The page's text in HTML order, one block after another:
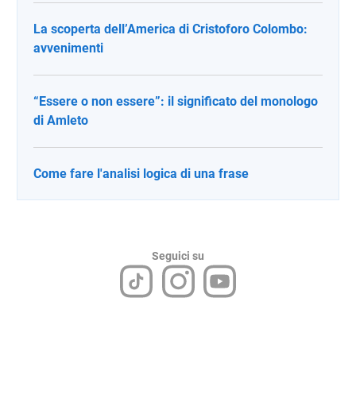
La scoperta dell’America di Cristoforo Colombo:
avvenimenti
“Essere o non essere”: il significato del monologo
di Amleto
Come fare l'analisi logica di una frase
Seguici su